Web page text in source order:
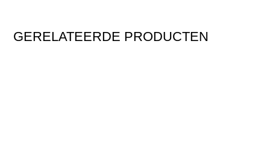
GERELATEERDE PRODUCTEN